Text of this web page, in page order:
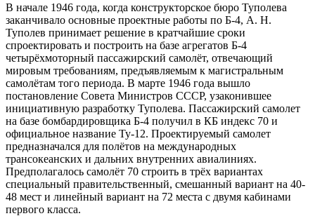
В начале 1946 года, когда конструкторское бюро Туполева
заканчивало основные проектные работы по Б-4, А. Н.
Туполев принимает решение в кратчайшие сроки
спроектировать и построить на базе агрегатов Б-4
четырёхмоторный пассажирский самолёт, отвечающий
мировым требованиям, предъявляемым к магистральным
самолётам того периода. В марте 1946 года вышло
постановление Совета Министров СССР, узаконившее
инициативную разработку Туполева. Пассажирский самолет
на базе бомбардировщика Б-4 получил в КБ индекс 70 и
официальное название Ту-12. Проектируемый самолет
предназначался для полётов на международных
трансокеанских и дальних внутренних авиалиниях.
Предполагалось самолёт 70 строить в трёх вариантах
специальный правительственный, смешанный вариант на 40-
48 мест и линейный вариант на 72 места с двумя кабинами
первого класса.